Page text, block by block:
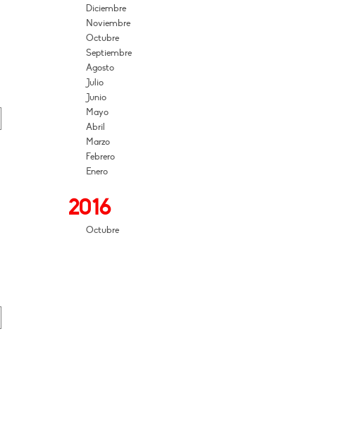
Diciembre
Noviembre
Octubre
Septiembre
Agosto
Julio
Junio
Mayo
Abril
Marzo
Febrero
Enero
2016
Octubre